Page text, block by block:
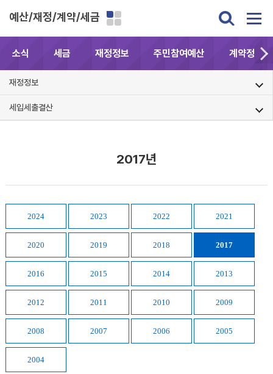
예산/재정/계약/세금
소식 세금 재정정보 주민참여예산 계약정보
재정정보
세입세출결산
2017년
2024 2023 2022 2021
2020 2019 2018 2017
2016 2015 2014 2013
2012 2011 2010 2009
2008 2007 2006 2005
2004